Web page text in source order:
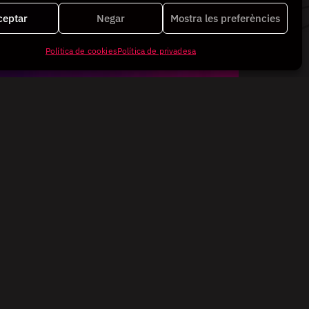
Negar Mostra les preferències
Política de cookiesPolítica de privadesa